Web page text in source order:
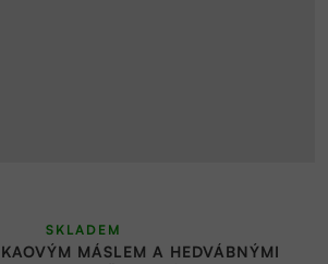
MÁSLEM A HEDVÁBNÝMI
SKLADEM